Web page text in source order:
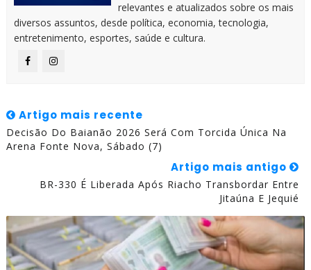
relevantes e atualizados sobre os mais
diversos assuntos, desde política, economia, tecnologia,
entretenimento, esportes, saúde e cultura.
Artigo mais recente
Decisão Do Baianão 2026 Será Com Torcida Única Na
Arena Fonte Nova, Sábado (7)
Artigo mais antigo
BR-330 É Liberada Após Riacho Transbordar Entre
Jitaúna E Jequié